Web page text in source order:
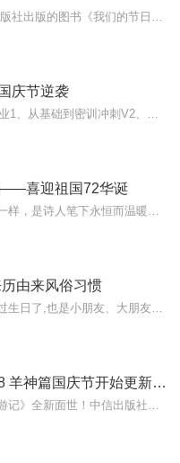
庆节逆袭
喜迎祖国72华诞
由来风俗习惯
小猪屏蓬十二生肖神8 羊神篇国庆节开始更新啦！